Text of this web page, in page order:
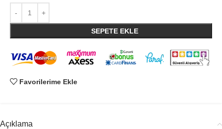
SEPETE EKLE
Favorilerime Ekle
Açıklama